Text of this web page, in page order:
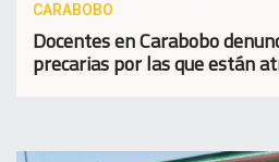
CARABOBO
Docentes en Carabobo
precarias por las que están